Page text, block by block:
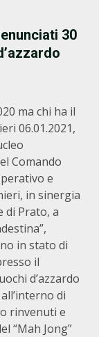
30
ma chi ha il
06.01.2021,
Comando
e
in sinergia
di Prato, a
in stato di
il
d’azzardo
di
rinvenuti e
“Mah Jong”